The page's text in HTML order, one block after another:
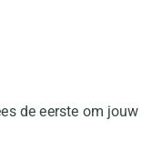
de eerste om jouw